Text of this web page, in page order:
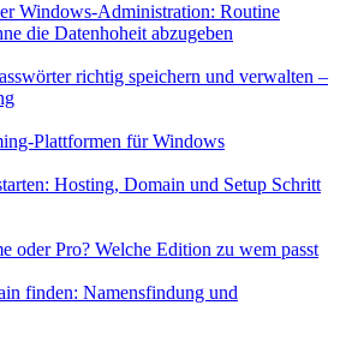
Windows-Administration: Routine
die Datenhoheit abzugeben
richtig speichern und verwalten –
Plattformen für Windows
Hosting, Domain und Setup Schritt
oder Pro? Welche Edition zu wem passt
finden: Namensfindung und